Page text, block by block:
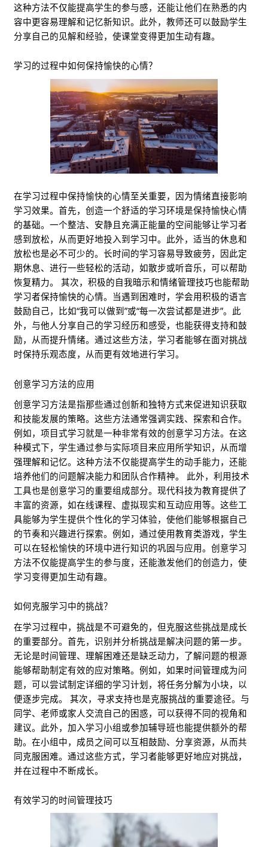
这种方法不仅能提高学生的参与感，还能让他们在熟悉的内
容中更容易理解和记忆新知识。此外，教师还可以鼓励学生
分享自己的见解和经验，使课堂变得更加生动有趣。
学习的过程中如何保持愉快的心情？
在学习过程中保持愉快的心情至关重要，因为情绪直接影响
学习效果。首先，创造一个舒适的学习环境是保持愉快心情
的基础。一个整洁、安静且充满正能量的空间能够让学习者
感到放松，从而更好地投入到学习中。此外，适当的休息和
放松也是必不可少的。长时间的学习容易导致疲劳，因此定
期休息、进行一些轻松的活动，如散步或听音乐，可以帮助
恢复精力。 其次，积极的自我暗示和情绪管理技巧也能帮助
学习者保持愉快的心情。当遇到困难时，学会用积极的语言
鼓励自己，比如“我可以做到”或“每一次尝试都是进步”。此
外，与他人分享自己的学习经历和感受，也能获得支持和鼓
励，从而提升情绪。通过这些方法，学习者能够在面对挑战
时保持乐观态度，从而更有效地进行学习。
创意学习方法的应用
创意学习方法是指那些通过创新和独特方式来促进知识获取
和技能发展的策略。这些方法通常强调实践、探索和合作。
例如，项目式学习就是一种非常有效的创意学习方法。在这
种模式下，学生通过参与实际项目来应用所学知识，从而增
强理解和记忆。这种方法不仅能提高学生的动手能力，还能
培养他们的问题解决能力和团队合作精神。 此外，利用技术
工具也是创意学习的重要组成部分。现代科技为教育提供了
丰富的资源，如在线课程、虚拟现实和互动应用等。这些工
具能够为学生提供个性化的学习体验，使他们能够根据自己
的节奏和兴趣进行探索。例如，通过使用教育类游戏，学生
可以在轻松愉快的环境中进行知识的巩固与应用。创意学习
方法不仅能提高学生的参与度，还能激发他们的创造力，使
学习变得更加生动有趣。
如何克服学习中的挑战？
在学习过程中，挑战是不可避免的，但克服这些挑战是成长
的重要部分。首先，识别并分析挑战是解决问题的第一步。
无论是时间管理、理解困难还是缺乏动力，了解问题的根源
能够帮助制定有效的应对策略。例如，如果时间管理成为问
题，可以尝试制定详细的学习计划，将任务分解为小块，以
便逐步完成。 其次，寻求支持也是克服挑战的重要途径。与
同学、老师或家人交流自己的困惑，可以获得不同的视角和
建议。此外，加入学习小组或参加辅导班也能提供额外的帮
助。在小组中，成员之间可以互相鼓励、分享资源，从而共
同克服困难。通过这些方式，学习者能够更好地应对挑战，
并在过程中不断成长。
有效学习的时间管理技巧